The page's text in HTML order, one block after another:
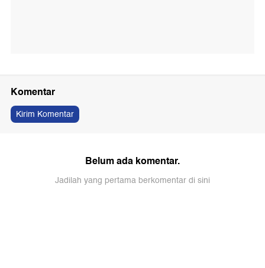
Komentar
Kirim Komentar
Belum ada komentar.
Jadilah yang pertama berkomentar di sini